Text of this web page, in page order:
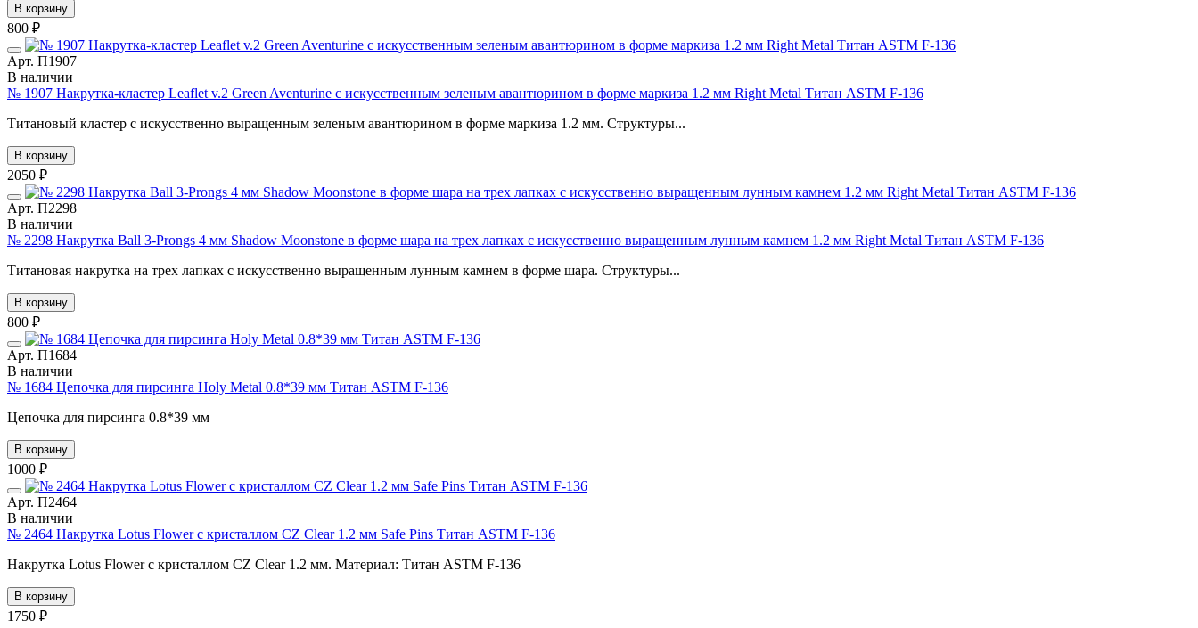
В корзину
800 ₽
Арт. П1907
В наличии
№ 1907 Накрутка-кластер Leaflet v.2 Green Aventurine с искусственным зеленым авантюрином в форме маркиза 1.2 мм Right Metal Титан ASTM F-136
Титановый кластер с искусственно выращенным зеленым авантюрином в форме маркиза 1.2 мм. Структуры...
В корзину
2050 ₽
Арт. П2298
В наличии
№ 2298 Накрутка Ball 3-Prongs 4 мм Shadow Moonstone в форме шара на трех лапках с искусственно выращенным лунным камнем 1.2 мм Right Metal Титан ASTM F-136
Титановая накрутка на трех лапках с искусственно выращенным лунным камнем в форме шара. Структуры...
В корзину
800 ₽
Арт. П1684
В наличии
№ 1684 Цепочка для пирсинга Holy Metal 0.8*39 мм Титан ASTM F-136
Цепочка для пирсинга 0.8*39 мм
В корзину
1000 ₽
Арт. П2464
В наличии
№ 2464 Накрутка Lotus Flower с кристаллом CZ Clear 1.2 мм Safe Pins Титан ASTM F-136
Накрутка Lotus Flower с кристаллом CZ Clear 1.2 мм. Материал: Титан ASTM F-136
В корзину
1750 ₽